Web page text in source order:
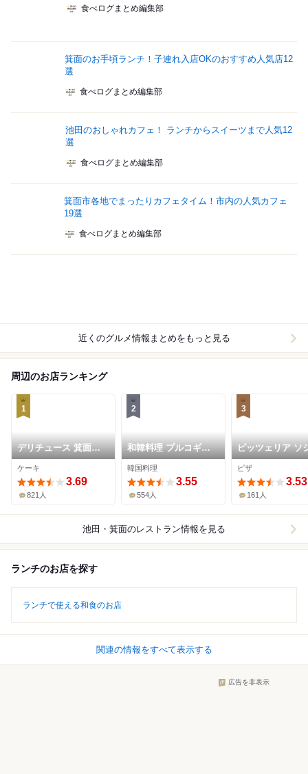
食べログまとめ編集部
箕面のお手頃ランチ！子連れ入店OKのおすすめ人気店12
選
食べログまとめ編集部
池田のおしゃれカフェ！ ランチからスイーツまで人気12
選
食べログまとめ編集部
箕面市各地でまったりカフェタイム！市内の人気カフェ
19選
食べログまとめ編集部
近くのグルメ情報まとめをもっと見る
周辺のお店ランキング
1
デリチュース 箕面本
店
ケーキ
3.69
821人
2
和韓料理 プルコギ専
門店 じゅろく
韓国料理
3.55
554人
3
ピッツェリア ソ
ルノ
ピザ
3.53
161人
池田・箕面のレストラン情報を見る
ランチのお店を探す
ランチで使える和食のお店
関連の情報をすべて表示する
広告を非表示